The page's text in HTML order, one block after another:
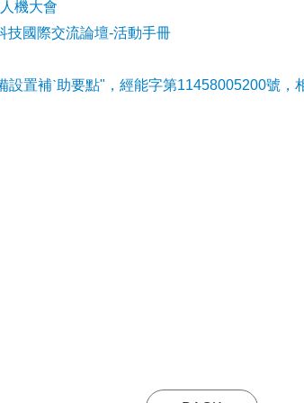
機大會
技國際交流論壇-活動手冊
置補ˋ助要點"，經能字第11458005200號，